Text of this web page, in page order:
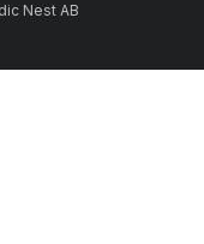
Nest AB